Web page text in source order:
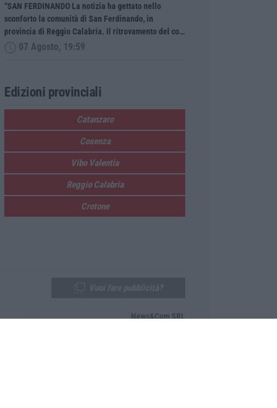
“SAN FERDINANDO La notizia ha gettato nello
sconforto la comunità di San Ferdinando, in
provincia di Reggio Calabria. Il ritrovamento del co…
07 Agosto, 19:59
Edizioni provinciali
Catanzaro
Cosenza
Vibo Valentia
Reggio Calabria
Crotone
News&Com SRL